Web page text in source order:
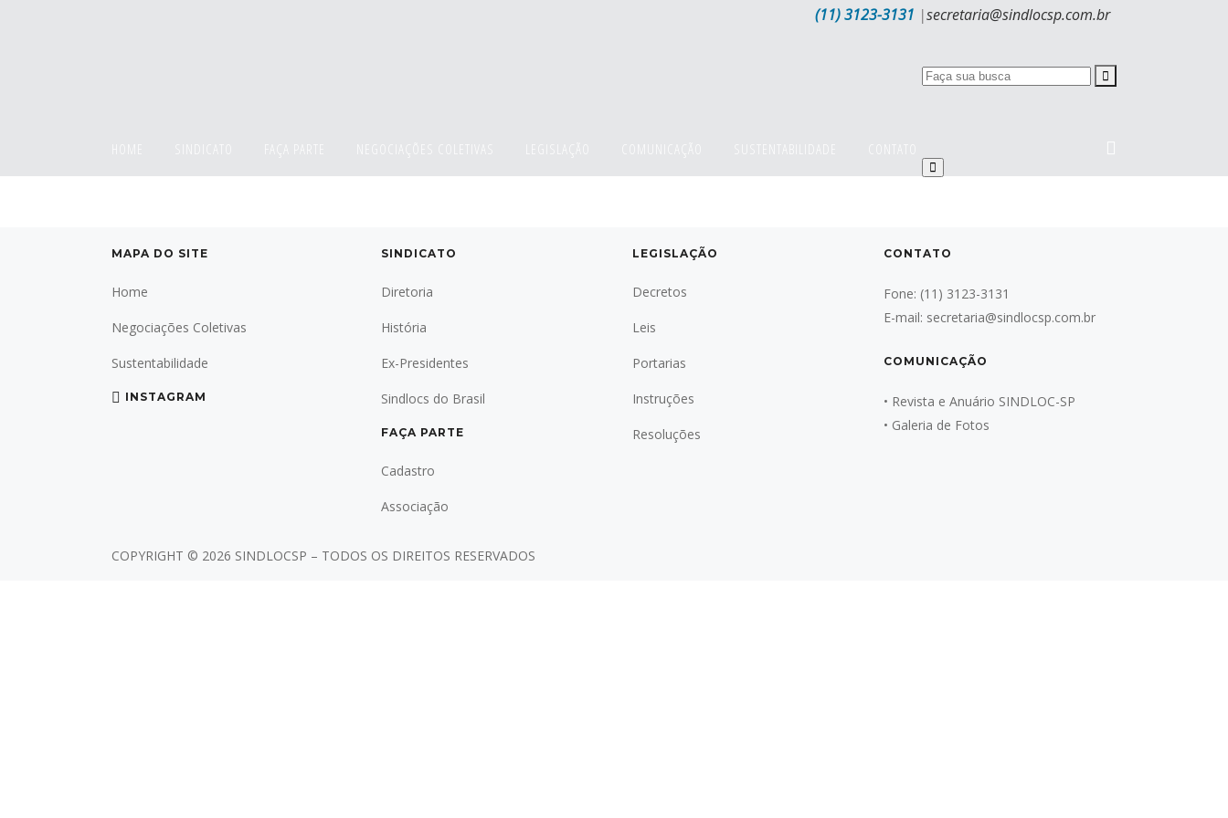
(11) 3123-3131 |secretaria@sindlocsp.com.br
SINDICATO FAÇA PARTE NEGOCIAÇÕES COLETIVAS SUSTENTABILIDADE CONTATO
MAPA DO SITE
Home
Negociações Coletivas
Sustentabilidade
INSTAGRAM
SINDICATO
Diretoria
História
Ex-Presidentes
Sindlocs do Brasil
FAÇA PARTE
Cadastro
Associação
LEGISLAÇÃO
Decretos
Leis
Portarias
Instruções
Resoluções
CONTATO
Fone: (11) 3123-3131
E-mail: secretaria@sindlocsp.com.br
COMUNICAÇÃO
• Revista e Anuário SINDLOC-SP
• Galeria de Fotos
COPYRIGHT © 2026 SINDLOCSP – TODOS OS DIREITOS RESERVADOS